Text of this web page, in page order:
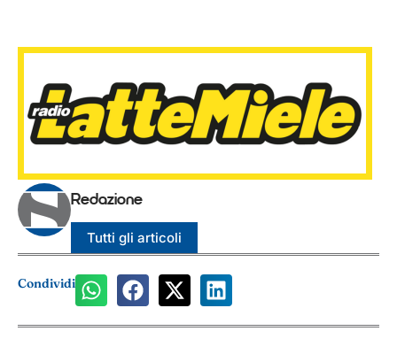
Redazione
Tutti gli articoli
Condividi